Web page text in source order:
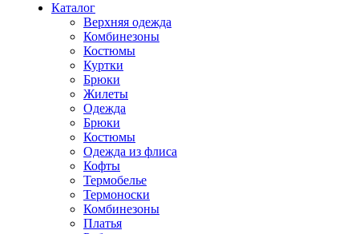
Каталог
Верхняя одежда
Комбинезоны
Костюмы
Куртки
Брюки
Жилеты
Одежда
Брюки
Костюмы
Одежда из флиса
Кофты
Термобелье
Термоноски
Комбинезоны
Платья